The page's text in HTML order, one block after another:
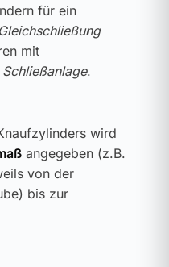
für ein
Gleichschließung
mit
Schließanlage.
wird
angegeben (z.B.
von der
bis zur